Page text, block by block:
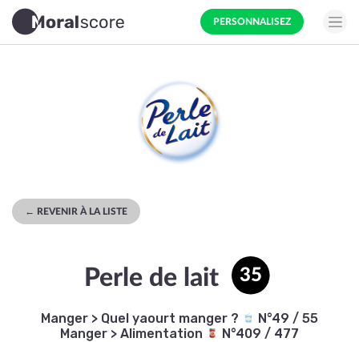
PERSONNALISEZ
← REVENIR À LA LISTE
Perle de lait 35
Manger > Quel yaourt manger ?
N°49 / 55
Manger > Alimentation N°409 / 477